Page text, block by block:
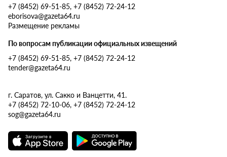
+7 (8452) 69-51-85, +7 (8452) 72-24-12
eborisova@gazeta64.ru
Размещение рекламы
По вопросам публикации официальных извещений
+7 (8452) 69-51-85, +7 (8452) 72-24-12
tender@gazeta64.ru
г. Саратов, ул. Сакко и Ванцетти, 41.
+7 (8452) 72-10-06, +7 (8452) 72-24-12
sog@gazeta64.ru